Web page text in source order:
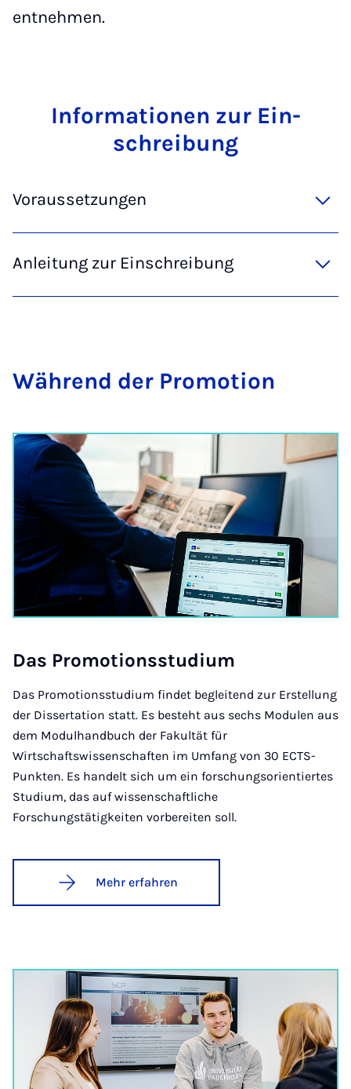
entnehmen.
In­for­ma­ti­o­nen zur Ein­
schrei­bung
Voraussetzungen
Anleitung zur Einschreibung
Wäh­rend der Pro­mo­ti­on
Das Pro­mo­ti­ons­s­tu­di­um
Das Promotionsstudium findet begleitend zur Erstellung
der Dissertation statt. Es besteht aus sechs Modulen aus
dem Modulhandbuch der Fakultät für
Wirtschaftswissenschaften im Umfang von 30 ECTS-
Punkten. Es handelt sich um ein forschungsorientiertes
Studium, das auf wissenschaftliche
Forschungstätigkeiten vorbereiten soll.
Mehr erfahren